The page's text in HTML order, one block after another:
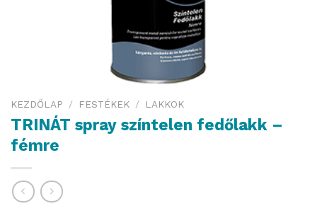
KEZDŐLAP / FESTÉKEK / LAKKOK
TRINÁT spray színtelen fedőlakk –
fémre